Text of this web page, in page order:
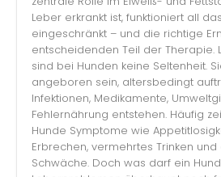
Leber erkrankt ist, funktioniert all
eingeschränkt – und die richtige
entscheidenden Teil der Therapie.
sind bei Hunden keine Seltenheit.
angeboren sein, altersbedingt
Infektionen, Medikamente,
Fehlernährung entstehen. Häufig
Hunde Symptome wie
Erbrechen, vermehrtes Trinken
Schwäche. Doch was darf ein